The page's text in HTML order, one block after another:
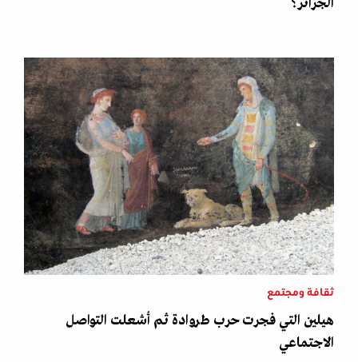
الجزائر؟
ثقافة ومجتمع
هيلين التي فجرت حرب طروادة ثم أشعلت التواصل
الاجتماعي